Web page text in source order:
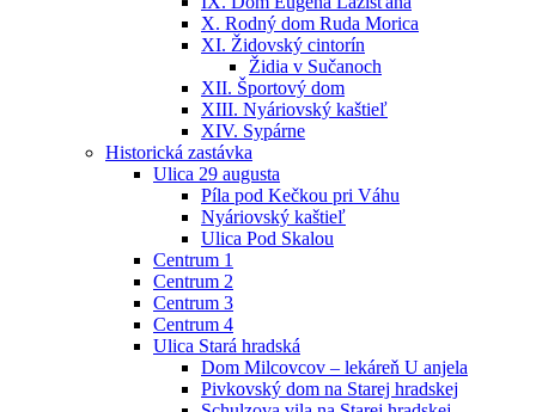
X. Rodný dom Ruda Morica
XI. Židovský cintorín
Židia v Sučanoch
XII. Športový dom
XIII. Nyáriovský kaštieľ
XIV. Sypárne
Historická zastávka
Ulica 29 augusta
Píla pod Kečkou pri Váhu
Nyáriovský kaštieľ
Ulica Pod Skalou
Centrum 1
Centrum 2
Centrum 3
Centrum 4
Ulica Stará hradská
Dom Milcovcov – lekáreň U anjela
Pivkovský dom na Starej hradskej